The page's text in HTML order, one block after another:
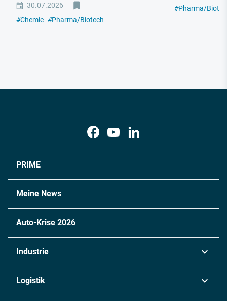
30.07.2026
#Chemie #Pharma/Biotech
#Pharma/
PRIME
Meine News
Auto-Krise 2026
Industrie
Logistik